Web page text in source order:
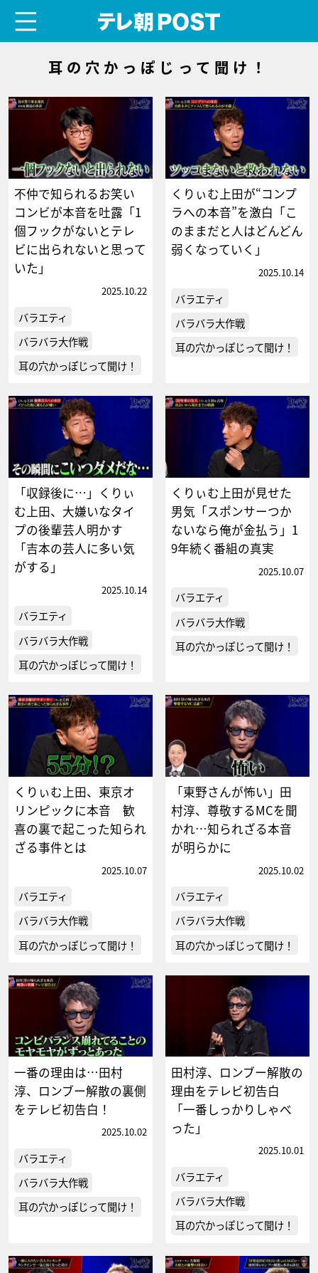
耳の穴かっぽじって聞け！
不仲で知られるお笑い
コンビが本音を吐露「1
個フックがないとテレ
ビに出られないと思って
いた」
2025.10.22
バラエティ
バラバラ大作戦
耳の穴かっぽじって聞け！
くりぃむ上田が“コンプ
ラへの本音”を激白「こ
のままだと人はどんどん
弱くなっていく」
2025.10.14
バラエティ
バラバラ大作戦
耳の穴かっぽじって聞け！
「収録後に…」くりぃ
む上田、大嫌いなタイ
プの後輩芸人明かす
「吉本の芸人に多い気
がする」
2025.10.14
バラエティ
バラバラ大作戦
耳の穴かっぽじって聞け！
くりぃむ上田が見せた
男気「スポンサーつか
ないなら俺が金払う」1
9年続く番組の真実
2025.10.07
バラエティ
バラバラ大作戦
耳の穴かっぽじって聞け！
くりぃむ上田、東京オ
リンピックに本音 歓
喜の裏で起こった知られ
ざる事件とは
2025.10.07
バラエティ
バラバラ大作戦
耳の穴かっぽじって聞け！
「東野さんが怖い」田
村淳、尊敬するMCを聞
かれ…知られざる本音
が明らかに
2025.10.02
バラエティ
バラバラ大作戦
耳の穴かっぽじって聞け！
一番の理由は…田村
淳、ロンブー解散の裏側
をテレビ初告白！
2025.10.02
バラエティ
バラバラ大作戦
耳の穴かっぽじって聞け！
田村淳、ロンブー解散の
理由をテレビ初告白
「一番しっかりしゃべ
った」
2025.10.01
バラエティ
バラバラ大作戦
耳の穴かっぽじって聞け！